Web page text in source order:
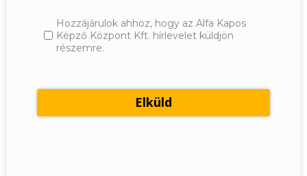
Hozzájárulok ahhoz, hogy az Alfa Kapos
Képző Központ Kft. hírlevelet küldjön
részemre.